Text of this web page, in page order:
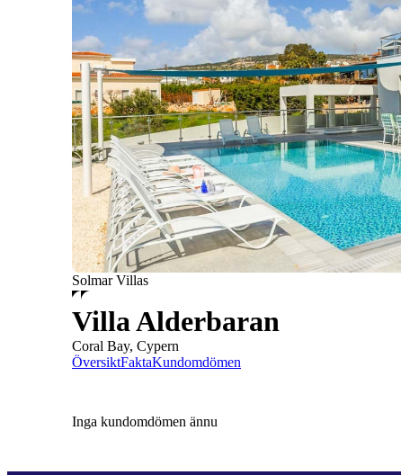
Solmar Villas
Villa Alderbaran
Coral Bay, Cypern
ÖversiktFaktaKundomdömen
Inga kundomdömen ännu